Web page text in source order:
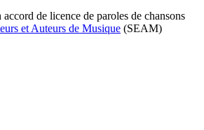
de licence de paroles de chansons
et Auteurs de Musique (SEAM)